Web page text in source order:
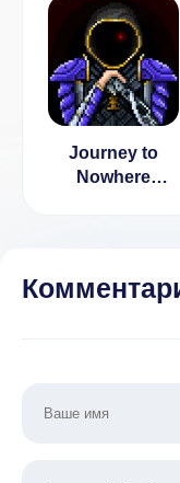
Journey to
Nowhere